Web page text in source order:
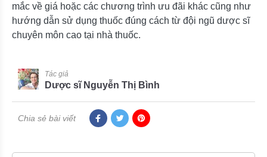
mắc về giá hoặc các chương trình ưu đãi khác cũng như
hướng dẫn sử dụng thuốc đúng cách từ đội ngũ dược sĩ
chuyên môn cao tại nhà thuốc.
Tác giả
Dược sĩ Nguyễn Thị Bình
Chia sẻ bài viết